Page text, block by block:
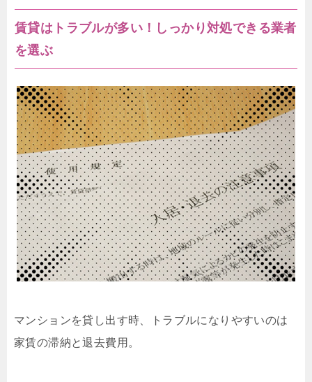
賃貸はトラブルが多い！しっかり対処できる業者
を選ぶ
マンションを貸し出す時、トラブルになりやすいのは
家賃の滞納と退去費用。